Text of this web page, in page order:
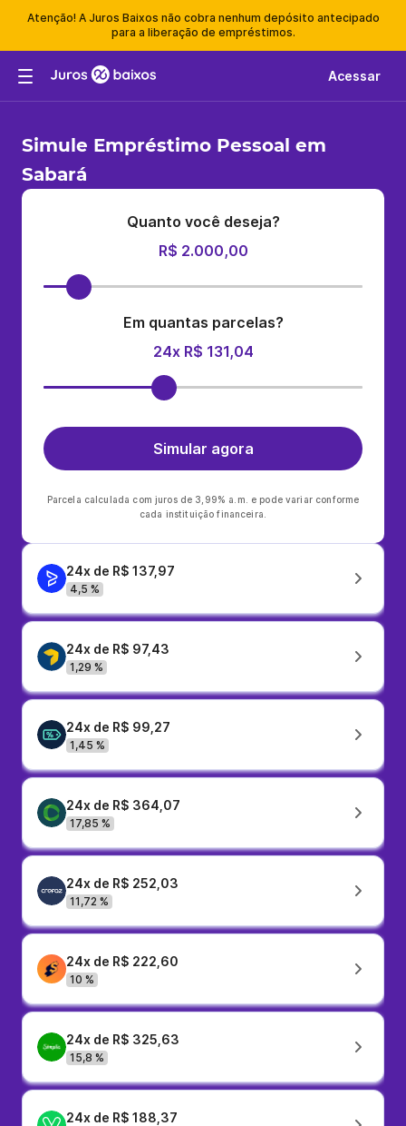
Atenção! A Juros Baixos não cobra nenhum depósito antecipado
para a liberação de empréstimos.
Acessar
Simule Empréstimo Pessoal em
Sabará
Quanto você deseja?
R$ 2.000,00
Em quantas parcelas?
24x R$ 131,04
Simular agora
Parcela calculada com juros de 3,99% a.m. e pode variar conforme
cada instituição financeira.
24x de R$ 137,97
4,5 %
24x de R$ 97,43
1,29 %
24x de R$ 99,27
1,45 %
24x de R$ 364,07
17,85 %
24x de R$ 252,03
11,72 %
24x de R$ 222,60
10 %
24x de R$ 325,63
15,8 %
24x de R$ 188,37